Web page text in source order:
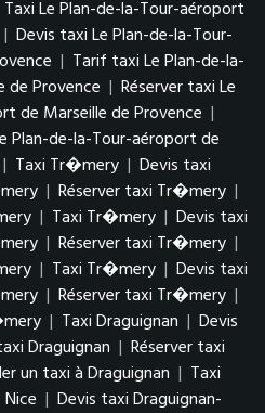
Taxi Le Plan-de-la-Tour-aéroport
| Devis taxi Le Plan-de-la-Tour-
| Tarif taxi Le Plan-de-la-
de Provence | Réserver taxi Le
de Marseille de Provence |
Plan-de-la-Tour-aéroport de
| Taxi Tr�mery | Devis taxi
| Réserver taxi Tr�mery |
| Taxi Tr�mery | Devis taxi
| Réserver taxi Tr�mery |
| Taxi Tr�mery | Devis taxi
| Réserver taxi Tr�mery |
| Taxi Draguignan | Devis
Draguignan | Réserver taxi
un taxi à Draguignan | Taxi
| Devis taxi Draguignan-